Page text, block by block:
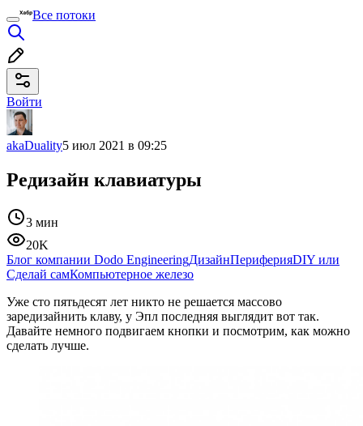
Все потоки
Войти
akaDuality5 июл 2021 в 09:25
Редизайн клавиатуры
3 мин
20K
Блог компании Dodo EngineeringДизайнПериферияDIY или
Сделай самКомпьютерное железо
Уже сто пятьдесят лет никто не решается массово
заредизайнить клаву, у Эпл последняя выглядит вот так.
Давайте немного подвигаем кнопки и посмотрим, как можно
сделать лучше.